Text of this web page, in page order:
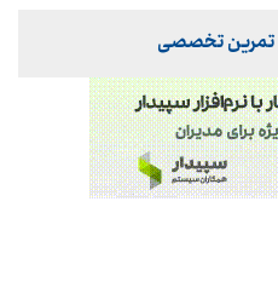
تمرین تخصصی